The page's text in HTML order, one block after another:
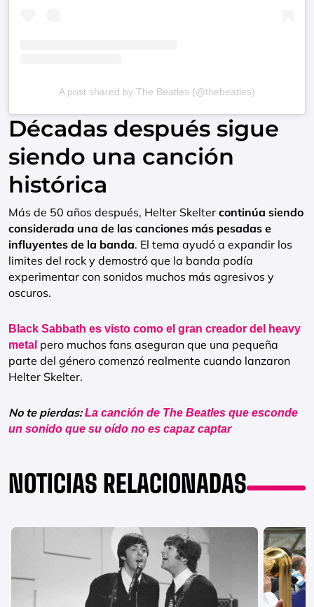
A post shared by The Beatles (@thebeatles)
Décadas después sigue
siendo una canción
histórica
Más de 50 años después, Helter Skelter continúa siendo
considerada una de las canciones más pesadas e
influyentes de la banda. El tema ayudó a expandir los
limites del rock y demostró que la banda podía
experimentar con sonidos muchos más agresivos y
oscuros.
Black Sabbath es visto como el gran creador del heavy
metal pero muchos fans aseguran que una pequeña
parte del género comenzó realmente cuando lanzaron
Helter Skelter.
No te pierdas:La canción de The Beatles que esconde
un sonido que su oído no es capaz captar
NOTICIAS RELACIONADAS